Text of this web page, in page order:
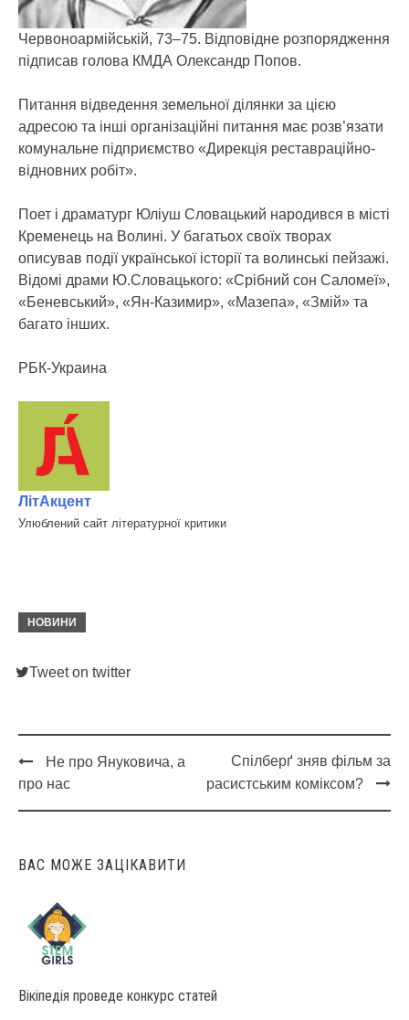
Червоноармійській, 73–75. Відповідне розпорядження
підписав голова КМДА Олександр Попов.
Питання відведення земельної ділянки за цією
адресою та інші організаційні питання має розв’язати
комунальне підприємство «Дирекція реставраційно-
відновних робіт».
Поет і драматург Юліуш Словацький народився в місті
Кременець на Волині. У багатьох своїх творах
описував події української історії та волинські пейзажі.
Відомі драми Ю.Словацького: «Срібний сон Саломеї»,
«Беневський», «Ян-Казимир», «Мазепа», «Змій» та
багато інших.
РБК-Украина
ЛітАкцент
Улюблений сайт літературної критики
НОВИНИ
Tweet on twitter
Post
navigation
Не про Януковича, а
про нас
Спілберґ зняв фільм за
расистським коміксом?
ВАС МОЖЕ ЗАЦІКАВИТИ
Вікіпедія проведе конкурс статей